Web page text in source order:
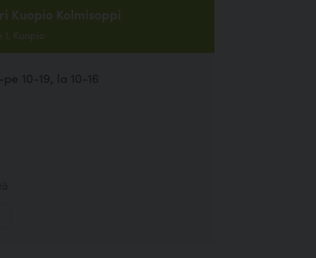
Kuopio Kolmisoppi
Kuopio
10-19, la 10-16